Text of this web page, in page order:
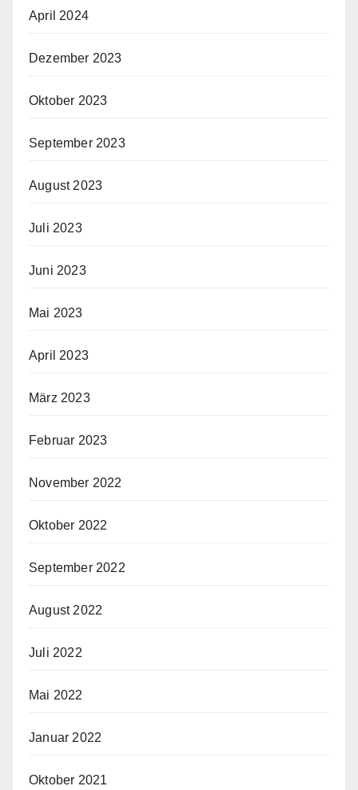
April 2024
Dezember 2023
Oktober 2023
September 2023
August 2023
Juli 2023
Juni 2023
Mai 2023
April 2023
März 2023
Februar 2023
November 2022
Oktober 2022
September 2022
August 2022
Juli 2022
Mai 2022
Januar 2022
Oktober 2021